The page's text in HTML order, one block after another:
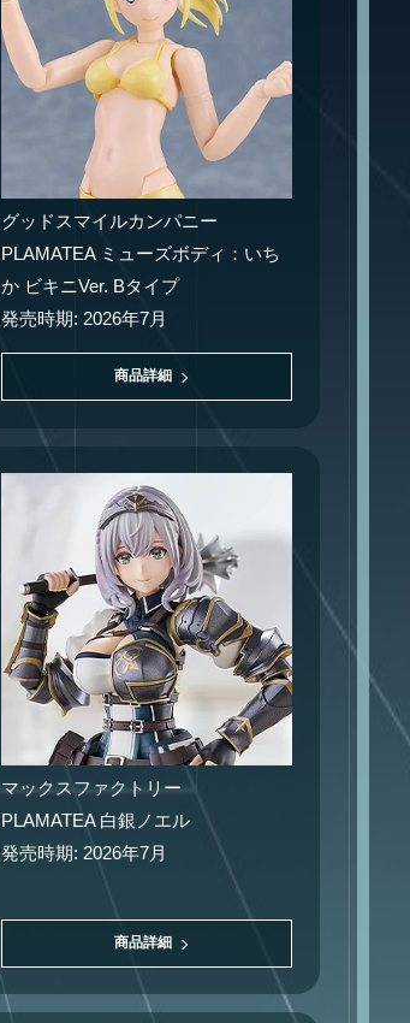
グッドスマイルカンパニー
PLAMATEA ミューズボディ：いち
か ビキニVer. Bタイプ
発売時期: 2026年7月
商品詳細
マックスファクトリー
PLAMATEA 白銀ノエル
発売時期: 2026年7月
商品詳細